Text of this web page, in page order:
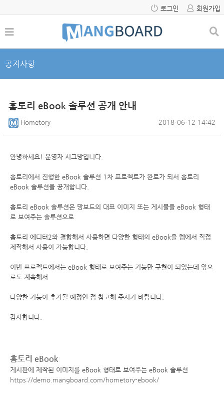
로그인 회원가입
공지사항
홈토리 eBook 솔루션 공개 안내
Hometory 2018-06-12 14:42
안녕하세요! 운영자 시그망입니다.
홈토리에서 진행한 eBook 솔루션 1차 프로젝트가 완료가 되서 홈토리
eBook 솔루션을 공개합니다.
홈토리 eBook 솔루션은 망보드의 대표 이미지 또는 게시물을 eBook 형태
로 보여주는 솔루션으로
홈토리 에디터2와 결합해서 사용하면 다양한 형태의 eBook을 웹에서 직접
제작해서 사용이 가능합니다.
이번 프로젝트에서는 eBook 형태로 보여주는 기능만 구현이 되었는데 앞으
로도 계속해서
다양한 기능이 추가될 예정인 점 참고해 주시기 바랍니다.
감사합니다.
홈토리 eBook
게시판에 제작된 이미지를 eBook 형태로 보여주는 eBook 솔루션
https://demo.mangboard.com/hometory-ebook/